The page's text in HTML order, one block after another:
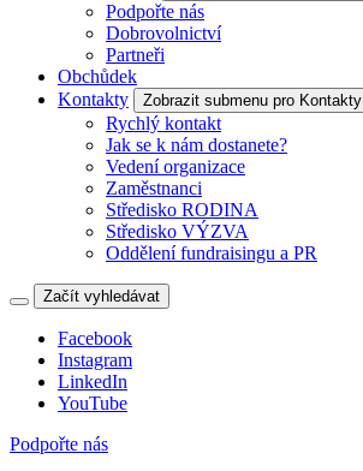
Podpořte nás
Dobrovolnictví
Partneři
Obchůdek
Kontakty
Zobrazit submenu pro Kontakty
Rychlý kontakt
Jak se k nám dostanete?
Vedení organizace
Zaměstnanci
Středisko RODINA
Středisko VÝZVA
Oddělení fundraisingu a PR
Začít vyhledávat
Facebook
Instagram
LinkedIn
YouTube
Podpořte nás